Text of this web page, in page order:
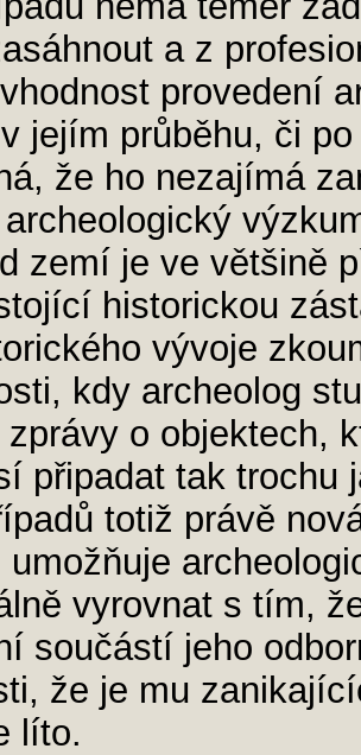
a z
provedení
jejím průběhu, či
že ho nezajímá
zemí je ve většině
historickou
vývoje
kdy archeolog
zprávy o objektech,
připadat tak trochu
totiž právě
vyrovnat s tím,
součástí jeho
že je mu
líto.